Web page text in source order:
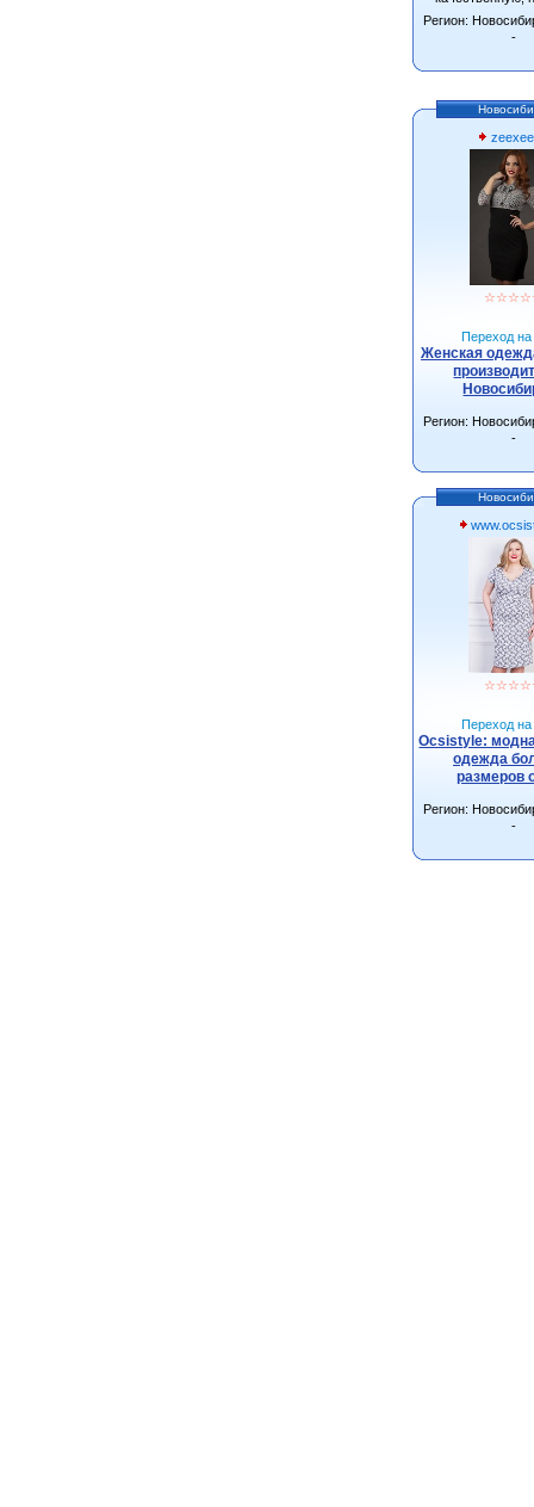
Регион:
-
☆☆☆☆
Переход на
Женская
Регион:
-
☆☆☆☆
Переход на
Ocsistyle:
одежда
размеров
Регион:
-